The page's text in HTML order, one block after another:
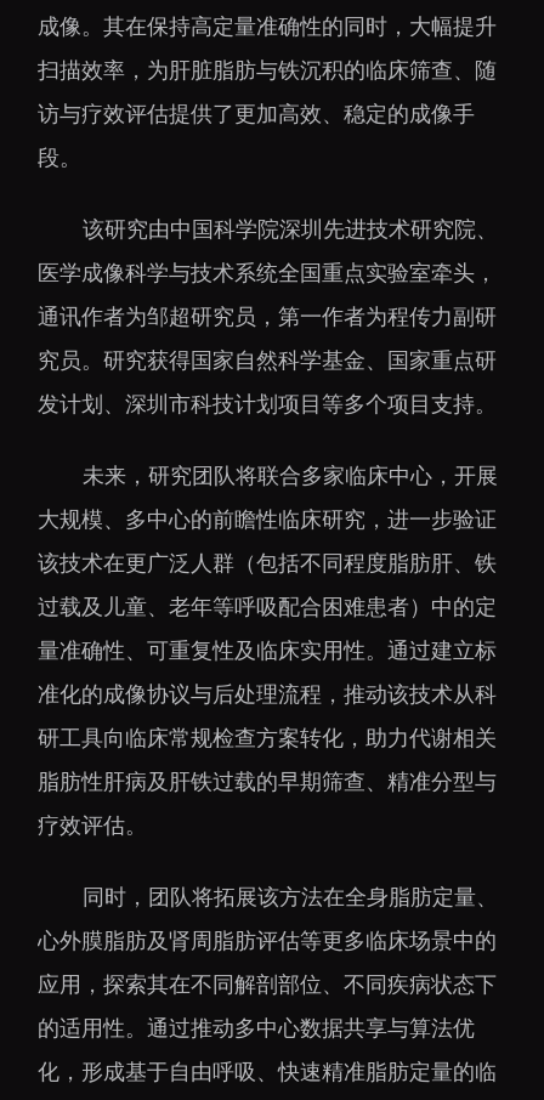
科技基础设施
中欧创新医药与健康研
成像。其在保持高定量准确性的同时，大幅提升
扫描效率，为肝脏脂肪与铁沉积的临床筛查、随
访与疗效评估提供了更加高效、稳定的成像手
段。
该研究由中国科学院深圳先进技术研究院、
医学成像科学与技术系统全国重点实验室牵头，
通讯作者为邹超研究员，第一作者为程传力副研
究员。研究获得国家自然科学基金、国家重点研
发计划、深圳市科技计划项目等多个项目支持。
未来，研究团队将联合多家临床中心，开展
大规模、多中心的前瞻性临床研究，进一步验证
该技术在更广泛人群（包括不同程度脂肪肝、铁
过载及儿童、老年等呼吸配合困难患者）中的定
量准确性、可重复性及临床实用性。通过建立标
准化的成像协议与后处理流程，推动该技术从科
研工具向临床常规检查方案转化，助力代谢相关
脂肪性肝病及肝铁过载的早期筛查、精准分型与
疗效评估。
同时，团队将拓展该方法在全身脂肪定量、
心外膜脂肪及肾周脂肪评估等更多临床场景中的
应用，探索其在不同解剖部位、不同疾病状态下
的适用性。通过推动多中心数据共享与算法优
化，形成基于自由呼吸、快速精准脂肪定量的临